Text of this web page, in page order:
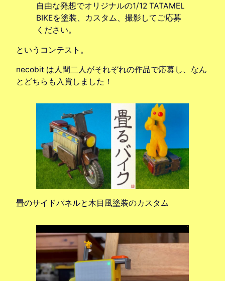
自由な発想でオリジナルの1/12 TATAMEL
BIKEを塗装、カスタム、撮影してご応募
ください。
というコンテスト。
necobit は人間二人がそれぞれの作品で応募し、なん
とどちらも入賞しました！
畳のサイドパネルと木目風塗装のカスタム